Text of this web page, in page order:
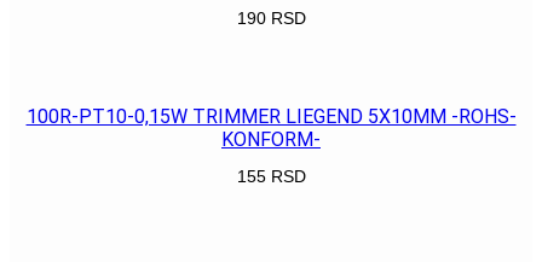
190 RSD
100R-PT10-0,15W TRIMMER LIEGEND 5X10MM -ROHS-
KONFORM-
155 RSD